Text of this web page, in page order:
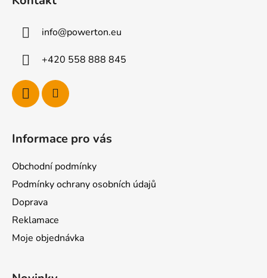
info@powerton.eu
+420 558 888 845
Informace pro vás
Obchodní podmínky
Podmínky ochrany osobních údajů
Doprava
Reklamace
Moje objednávka